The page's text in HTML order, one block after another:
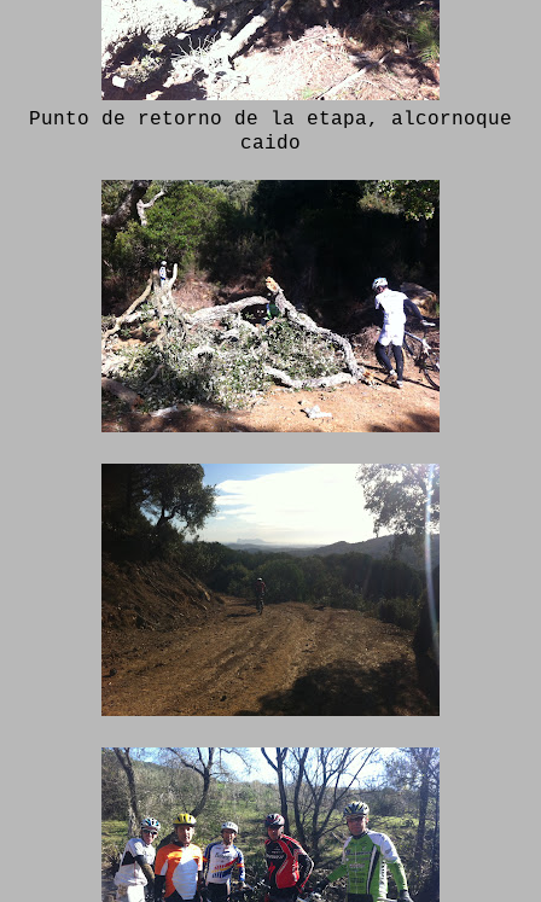
Punto de retorno de la etapa, alcornoque
caido